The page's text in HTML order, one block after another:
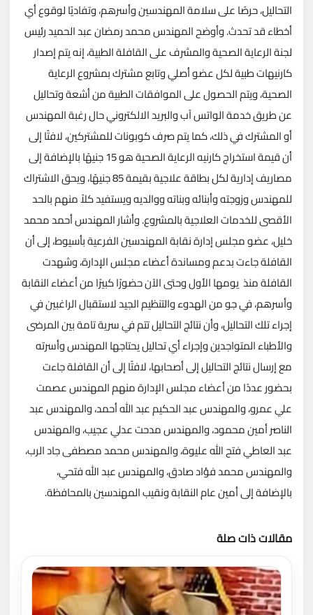
التحاليل، حرصًا على سلامة المهندسين وأسرهم، وتفاديًا لوقوع أي
أخطاء قد تحدث. وأوضح المهندس محمد رمضان عبد الحميد رئيس
لجنة الرعاية الصحية والمشرف على القافلة الطبية، إنه يتم إصدار
كارنيهات طبية لكل عضو أصلي وتابع مشترك بمشروع الرعاية
الصحية، ويتم الحصول على الموافقات الطبية من أشعة وتحاليل
عن طريق خدمة الواتس آب والبريد الالكتروني حال رغبة المهندس
أو المشترك في ذلك، كما يتم صرف كوبونات للمشتركين، لافتًا إلى
أن قيمة استخراج كارنيه الرعاية الصحية هو 15 جنيهًا بالإضافة إلى
مصاريف إدارية لكل بطاقة علاجية بقيمة 85 جنيهًا، ويحق الاشتراك
للمهندس وزوجته وأبنائه وبناته ووالديه ويستفيد كلاً منهم بالحد
الأقصى للخدمات العلاجية بالمشروع. وأشار المهندس أحمد محمد
خليل، عضو مجلس إدارة نقابة المهندسين الفرعية بأسيوط، إلى أن
القافلة جاءت بدعم ومساندة أعضاء مجلس الإدارة، وشهدت
القافلة منذ يومها الأول وحتى الآن حضورًا كبيرًا من أعضاء النقابة
وأسرهم، في جو من الهدوء والتنظيم الجيد لاستقبال الراغبين في
إجراء تلك التحاليل، وأن نتائج التحاليل تتم في سرية تامة بين المرضى
والأطباء المتواجدين وإجراء أي تحاليل يحتاجها المهندس وأسرته
مع إرسال نتائج التحاليل إلى أصحابها، لافتًا إلى أن القافلة جاءت
بحضور عددًا من أعضاء مجلس الإدارة منهم المهندس عصمت
علي عمرو، والمهندس عبد الحكيم عبد الله أحمد، والمهندس عبد
الناصر أمين محمود، والمهندس مدحت عدلي عجيب، والمهندس
عبد العاطي فتح الله عليوة، والمهندس محمد مصطفى جاد الرب،
والمهندس محمد فؤاد صادق، والمهندس عبد الله فتحي،
بالإضافة إلى أمين عام النقابة ونقيب المهندسين بالمحافظة.
مقالات ذات صلة